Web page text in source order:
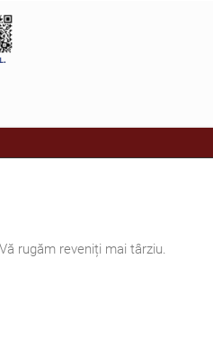
rugăm reveniți mai târziu.